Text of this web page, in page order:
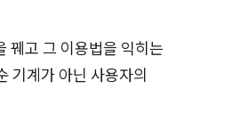
꿰고 그 이용법을 익히는
기계가 아닌 사용자의